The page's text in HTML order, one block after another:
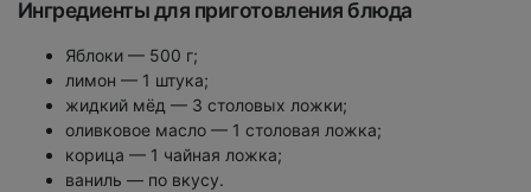
Ингредиенты для приготовления блюда
Яблоки — 500 г;
лимон — 1 штука;
жидкий мёд — 3 столовых ложки;
оливковое масло — 1 столовая ложка;
корица — 1 чайная ложка;
ваниль — по вкусу.